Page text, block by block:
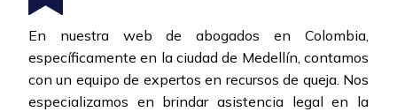
En nuestra web de abogados en Colombia,
específicamente en la ciudad de Medellín, contamos
con un equipo de expertos en recursos de queja. Nos
especializamos en brindar asistencia legal en la